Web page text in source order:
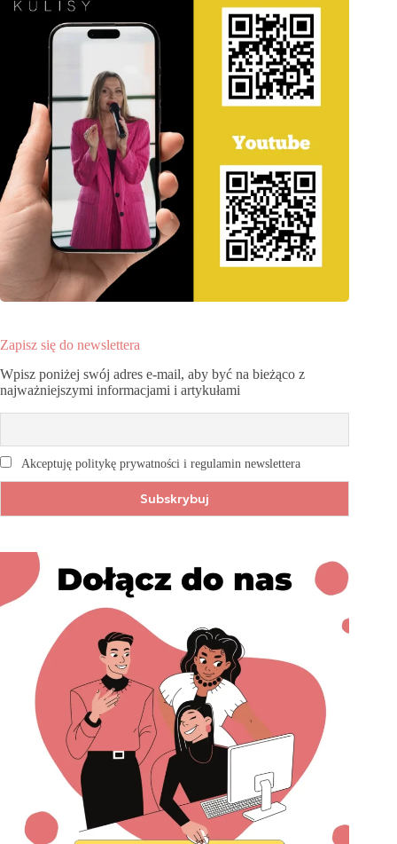
Zapisz się do newslettera
Wpisz poniżej swój adres e-mail, aby być na bieżąco z
najważniejszymi informacjami i artykułami
Akceptuję politykę prywatności i regulamin newslettera